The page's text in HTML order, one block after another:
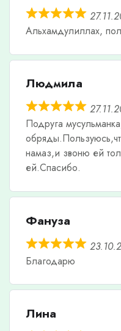
Альхамдулиллах,
Людмила
Подруга
намаз,и звоню ей
ей.Спасибо.
Фануза
Благодарю
Лина